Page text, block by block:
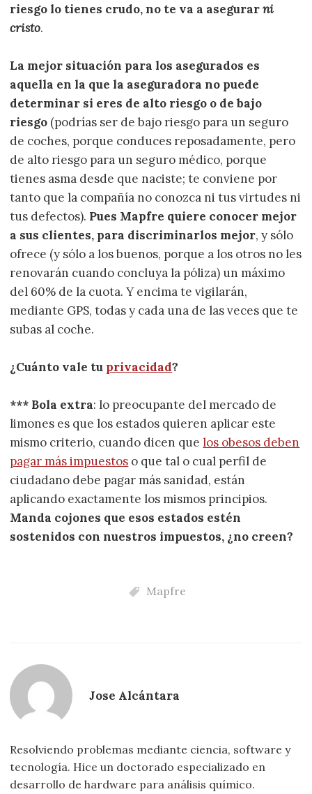
riesgo lo tienes crudo, no te va a asegurarni
cristo.
La mejor situación para los asegurados es
aquella en la que la aseguradora no puede
determinar si eres de alto riesgo o de bajo
riesgo (podrías ser de bajo riesgo para un seguro
de coches, porque conduces reposadamente, pero
de alto riesgo para un seguro médico, porque
tienes asma desde que naciste; te conviene por
tanto que la compañía no conozca ni tus virtudes ni
tus defectos). Pues Mapfre quiere conocer mejor
a sus clientes, para discriminarlos mejor, y sólo
ofrece (y sólo a los buenos, porque a los otros no les
renovarán cuando concluya la póliza) un máximo
del 60% de la cuota. Y encima te vigilarán,
mediante GPS, todas y cada una de las veces que te
subas al coche.
¿Cuánto vale tu privacidad?
*** Bola extra: lo preocupante del mercado de
limones es que los estados quieren aplicar este
mismo criterio, cuando dicen quelos obesos deben
pagar más impuestos o que tal o cual perfil de
ciudadano debe pagar más sanidad, están
aplicando exactamente los mismos principios.
Manda cojones que esos estados estén
sostenidos con nuestros impuestos, ¿no creen?
Mapfre
Jose Alcántara
Resolviendo problemas mediante ciencia, software y
tecnología. Hice un doctorado especializado en
desarrollo de hardware para análisis químico.